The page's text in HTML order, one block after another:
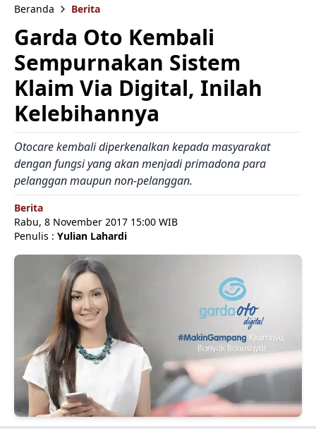
Beranda Berita
Garda Oto Kembali
Sempurnakan Sistem
Klaim Via Digital, Inilah
Kelebihannya
Otocare kembali diperkenalkan kepada masyarakat
dengan fungsi yang akan menjadi primadona para
pelanggan maupun non-pelanggan.
Berita
Rabu, 8 November 2017 15:00 WIB
Penulis : Yulian Lahardi